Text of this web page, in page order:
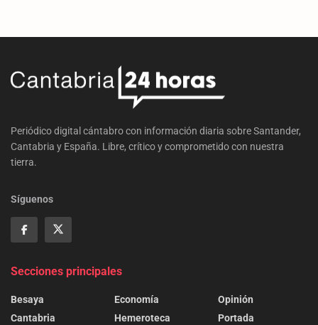
Periódico digital cántabro con información diaria sobre Santander,
Cantabria y España. Libre, crítico y comprometido con nuestra
tierra.
Síguenos
Secciones principales
Besaya
Cantabria
Economía
Hemeroteca
Opinión
Portada